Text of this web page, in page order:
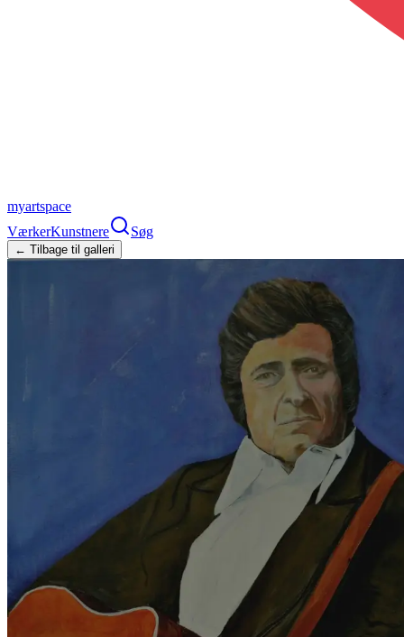
myartspace
VærkerKunstnere Søg
← Tilbage til galleri